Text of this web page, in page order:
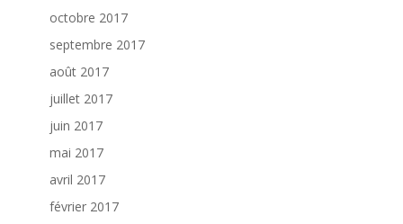
octobre 2017
septembre 2017
août 2017
juillet 2017
juin 2017
mai 2017
avril 2017
février 2017